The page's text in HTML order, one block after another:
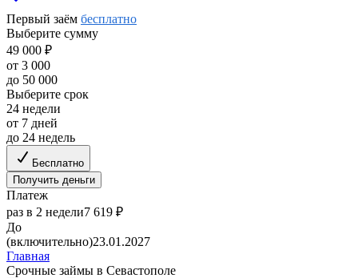
Первый заём бесплатно
Выберите сумму
49 000 ₽
от 3 000
до 50 000
Выберите срок
24 недели
от 7 дней
до 24 недель
Бесплатно
Получить деньги
Платеж
раз в 2 недели7 619 ₽
До
(включительно)23.01.2027
Главная
Срочные займы в Севастополе